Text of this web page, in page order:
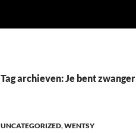
Tag archieven: Je bent zwanger
UNCATEGORIZED,WENTSY